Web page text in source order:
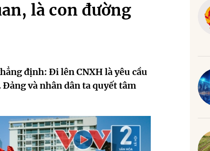
là con đường
định: Đi lên CNXH là yêu cầu
và nhân dân ta quyết tâm